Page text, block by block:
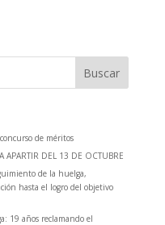
de méritos
DEL 13 DE OCTUBRE
de la huelga,
hasta el logro del objetivo
19 años reclamando el